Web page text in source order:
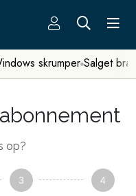
skrumper Salget
op?
3 4